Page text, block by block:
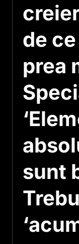
de
prea
sunt